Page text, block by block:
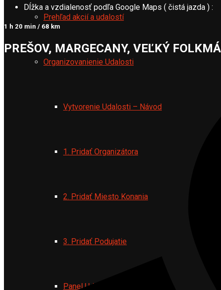
Prehľad akcií a udalostí
Organizovanienie Udalosti
Vytvorenie Udalosti – Návod
1. Pridať Organizátora
2. Pridať Miesto Konania
3. Pridať Podujatie
Panel Udalosti
Dĺžka a vzdialenosť podľa Google Maps ( čistá jazda ) :
1 h 20 min / 68 km
PREŠOV, MARGECANY, VEĽKÝ